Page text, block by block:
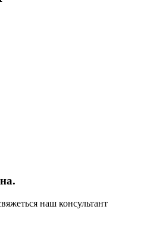
наш консультант